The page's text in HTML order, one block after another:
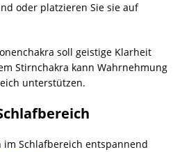
oder platzieren Sie sie auf
soll geistige Klarheit
Stirnchakra kann Wahrnehmung
unterstützen.
im Schlafbereich entspannend